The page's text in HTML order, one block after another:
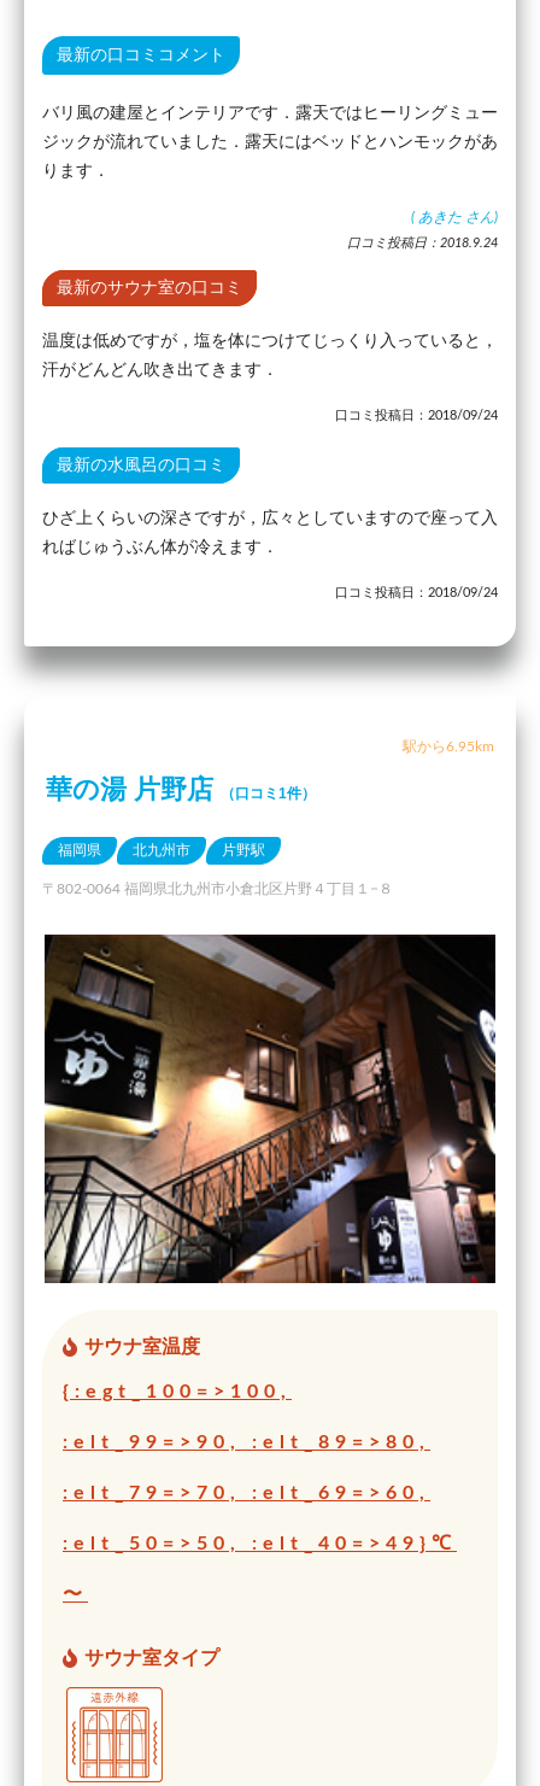
最新の口コミコメント
バリ風の建屋とインテリアです．露天ではヒーリングミュー
ジックが流れていました．露天にはベッドとハンモックがあ
ります．
( あきた さん)
口コミ投稿日：2018.9.24
最新のサウナ室の口コミ
温度は低めですが，塩を体につけてじっくり入っていると，
汗がどんどん吹き出てきます．
口コミ投稿日：2018/09/24
最新の水風呂の口コミ
ひざ上くらいの深さですが，広々としていますので座って入
ればじゅうぶん体が冷えます．
口コミ投稿日：2018/09/24
駅から6.95km
華の湯 片野店 （口コミ1件）
福岡県 北九州市 片野駅
〒802-0064 福岡県北九州市小倉北区片野４丁目１−８
サウナ室温度
{:egt_100=>100,
:elt_99=>90, :elt_89=>80,
:elt_79=>70, :elt_69=>60,
:elt_50=>50, :elt_40=>49}℃
〜
サウナ室タイプ